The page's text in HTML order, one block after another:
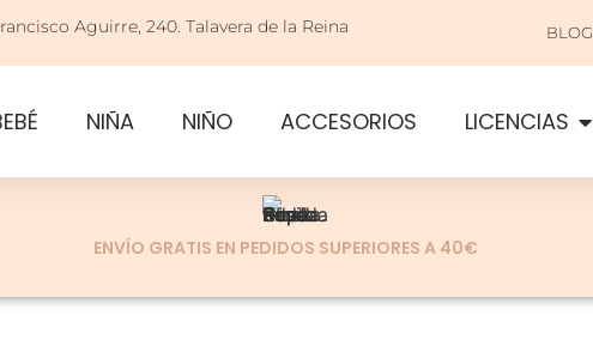
Aguirre, 240. Talavera de la Reina BLOG
NIÑA NIÑO ACCESORIOS LICENCIAS
ENVÍO GRATIS EN PEDIDOS SUPERIORES A 40€